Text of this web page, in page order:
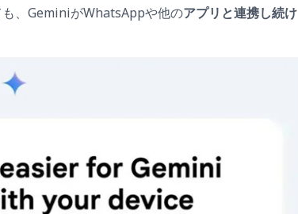
、GeminiがWhatsAppや他のアプリと連携し続け